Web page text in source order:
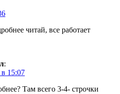
читай, все работает
:
15:07
Там всего 3-4- строчки